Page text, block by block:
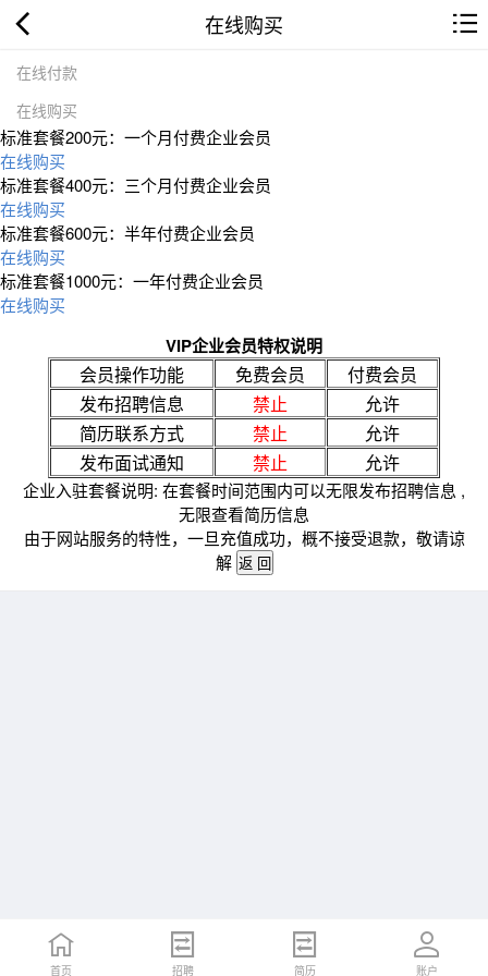
在线购买
在线付款
在线购买
标准套餐200元：一个月付费企业会员
在线购买
标准套餐400元：三个月付费企业会员
在线购买
标准套餐600元：半年付费企业会员
在线购买
标准套餐1000元：一年付费企业会员
在线购买
VIP企业会员特权说明
会员操作功能 免费会员
付费会员
发布招聘信息
禁止
允许
简历联系方式
禁止
允许
发布面试通知
禁止 允许
企业入驻套餐说明: 在套餐时间范围内可以无限发布招聘信息 ,
无限查看简历信息
由于网站服务的特性，一旦充值成功，概不接受退款，敬请谅
解
首页 招聘 简历 账户